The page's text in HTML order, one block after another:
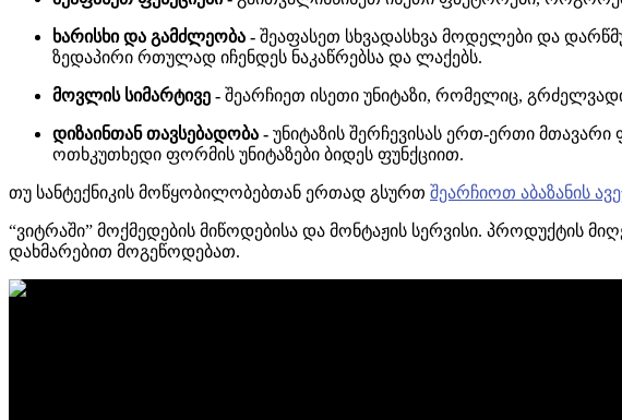
ხარისხი და გამძლეობა - შეაფასეთ სხვადასხვა მოდელები და
ზედაპირი რთულად იჩენდეს ნაკაწრებსა და ლაქებს.
მოვლის სიმარტივე - შეარჩიეთ ისეთი უნიტაზი, რომელიც,
დიზაინთან თავსებადობა - უნიტაზის შერჩევისას ერთ-ერთი
ოთხკუთხედი ფორმის უნიტაზები ბიდეს ფუნქციით.
თუ სანტექნიკის მოწყობილობებთან ერთად გსურთ შეარჩიოთ აბაზანის
“ვიტრაში” მოქმედების მიწოდებისა და მონტაჟის სერვისი. პროდუქტის
დახმარებით მოგეწოდებათ.